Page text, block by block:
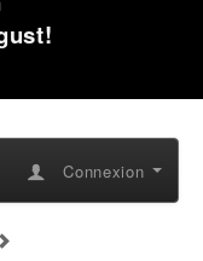
Connexion